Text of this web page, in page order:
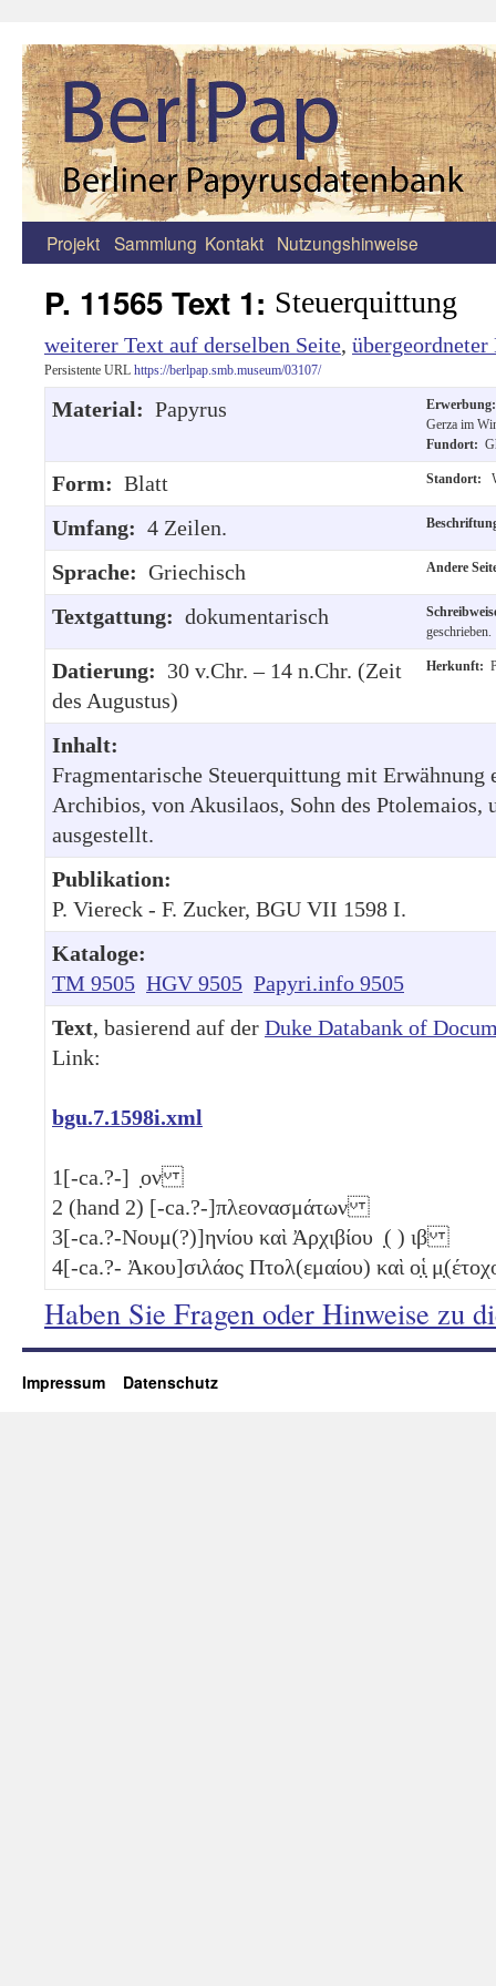
Zum
Projekt Sammlung Kontakt Nutzungshinweise
P. 11565 Text 1: Steuerquittung
weiterer Text auf derselben Seite, übergeordneter
Persistente URL https://berlpap.smb.museum/03107/
Material: Papyrus
Gerza im
Fundort:
Form: Blatt Standort:
Umfang: 4 Zeilen.
Sprache: Griechisch Andere
Textgattung: dokumentarisch
geschrieben.
Datierung: 30 v.Chr. – 14 n.Chr. (Zeit
des Augustus)
Herkunft:
Inhalt:
Fragmentarische Steuerquittung mit Erwähnung
Archibios, von Akusilaos, Sohn des Ptolemaios,
ausgestellt.
Publikation:
P. Viereck - F. Zucker, BGU VII 1598 I.
Kataloge:
TM 9505 HGV 9505 Papyri.info 9505
Text, basierend auf der Duke Databank of
Link:
bgu.7.1598i.xml
1[-ca.?-] ̣ον
2 (hand 2) [-ca.?-]πλεονασμάτων
3[-ca.?-Νουμ(?)]ηνίου καὶ Ἀρχιβίου ̣( ) ιβ
4[-ca.?- Ἀκου]σιλάος Πτολ(εμαίου) καὶ ο̣ἱ̣
Haben Sie Fragen oder Hinweise zu
Impressum Datenschutz